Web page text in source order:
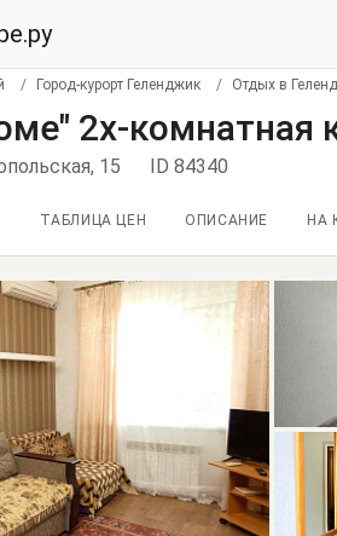
Город-курорт Геленджик Отдых в
2х-комнатная
15 ID 84340
ТАБЛИЦА ЦЕН ОПИСАНИЕ НА